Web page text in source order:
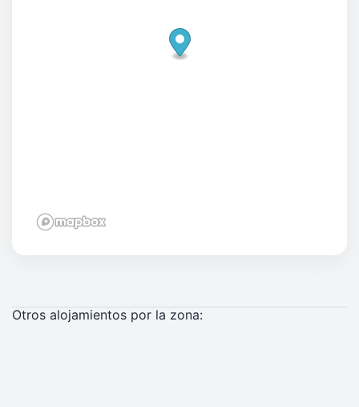
Otros alojamientos por la zona: